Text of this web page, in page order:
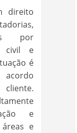
direito
por
civil e
é
acordo
e
e